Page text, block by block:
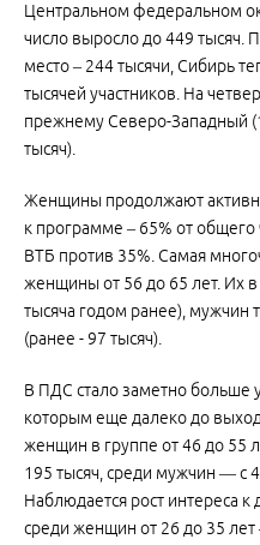
Центральном федеральном
число выросло до 449 тысяч.
место – 244 тысячи, Сибирь
тысячей участников. На
прежнему Северо-Западный
тысяч).
Женщины продолжают
к программе – 65% от
ВТБ против 35%. Самая
женщины от 56 до 65 лет. Их
тысяча годом ранее), мужчин
(ранее - 97 тысяч).
В ПДС стало заметно больше
которым еще далеко до
женщин в группе от 46 до 55
195 тысяч, среди мужчин — с
Наблюдается рост интереса
среди женщин от 26 до 35 лет